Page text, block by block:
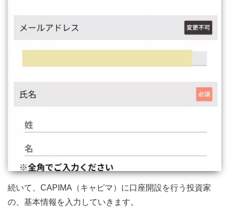
続いて、CAPIMA（キャピマ）に口座開設を行う投資家
の、基本情報を入力していきます。